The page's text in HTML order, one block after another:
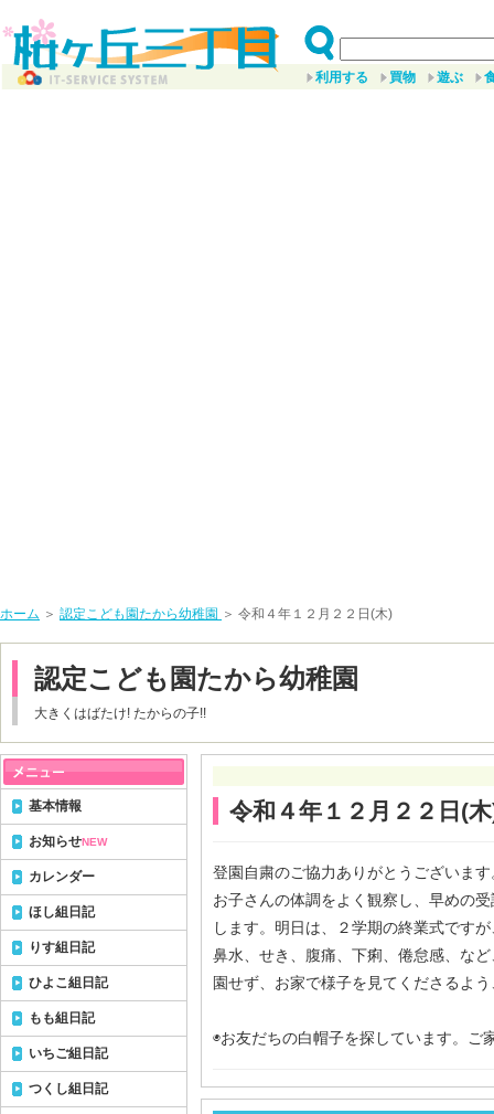
利用する 買物 遊ぶ
ホーム ＞ 認定こども園たから幼稚園 ＞ 令和４年１２月２２日(木)
認定こども園たから幼稚園
大きくはばたけ! たからの子!!
令和４年１２月２２日(
登園自粛のご協力ありがとうございます
お子さんの体調をよく観察し、早めの
します。明日は、２学期の終業式です
鼻水、せき、腹痛、下痢、倦怠感、な
園せず、お家で様子を見てくださるよ
◉お友だちの白帽子を探しています。ご
基本情報
お知らせNEW
カレンダー
ほし組日記
りす組日記
ひよこ組日記
もも組日記
いちご組日記
つくし組日記